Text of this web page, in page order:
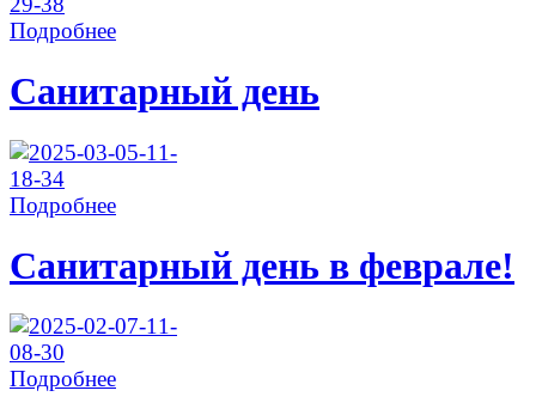
Подробнее
Санитарный день
Подробнее
Санитарный день в феврале!
Подробнее